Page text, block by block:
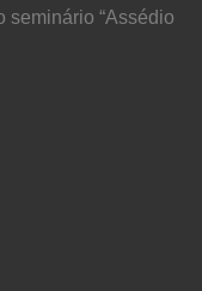
seminário “Assédio